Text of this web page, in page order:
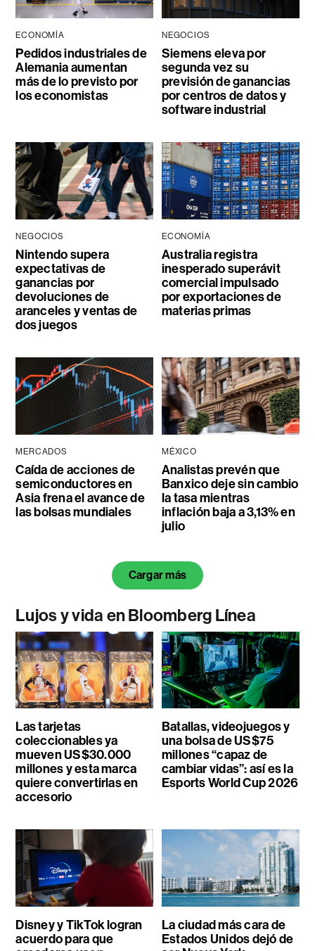
ECONOMÍA
Pedidos industriales de
Alemania aumentan
más de lo previsto por
los economistas
NEGOCIOS
Siemens eleva por
segunda vez su
previsión de ganancias
por centros de datos y
software industrial
NEGOCIOS
Nintendo supera
expectativas de
ganancias por
devoluciones de
aranceles y ventas de
dos juegos
ECONOMÍA
Australia registra
inesperado superávit
comercial impulsado
por exportaciones de
materias primas
MERCADOS
Caída de acciones de
semiconductores en
Asia frena el avance de
las bolsas mundiales
MÉXICO
Analistas prevén que
Banxico deje sin cambio
la tasa mientras
inflación baja a 3,13% en
julio
Cargar más
Lujos y vida en Bloomberg Línea
Las tarjetas
coleccionables ya
mueven US$30.000
millones y esta marca
quiere convertirlas en
accesorio
Batallas, videojuegos y
una bolsa de US$75
millones “capaz de
cambiar vidas”: así es la
Esports World Cup 2026
Disney y TikTok logran
acuerdo para que
La ciudad más cara de
Estados Unidos dejó de